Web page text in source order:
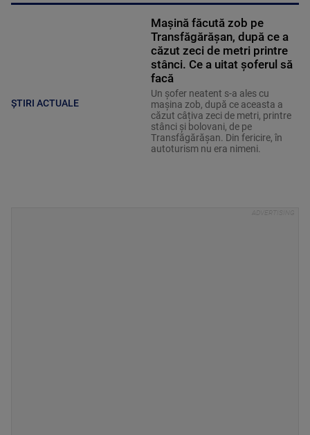
ȘTIRI ACTUALE
Mașină făcută zob pe
Transfăgărășan, după ce a
căzut zeci de metri printre
stânci. Ce a uitat șoferul să
facă
Un șofer neatent s-a ales cu
mașina zob, după ce aceasta a
căzut câțiva zeci de metri, printre
stânci și bolovani, de pe
Transfăgărășan. Din fericire, în
autoturism nu era nimeni.